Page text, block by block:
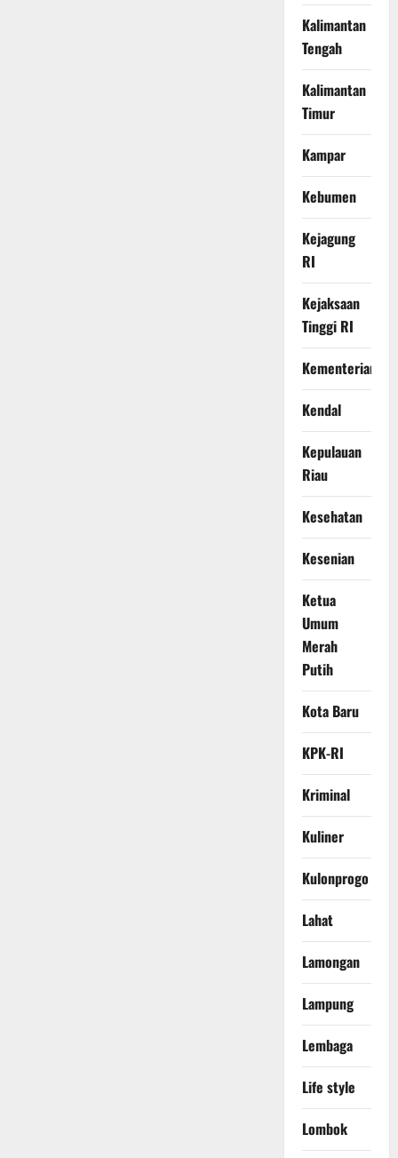
Kalimantan
Tengah
Kalimantan
Timur
Kampar
Kebumen
Kejagung
RI
Kejaksaan
Tinggi RI
Kementerian
Kendal
Kepulauan
Riau
Kesehatan
Kesenian
Ketua
Umum
Merah
Putih
Kota Baru
KPK-RI
Kriminal
Kuliner
Kulonprogo
Lahat
Lamongan
Lampung
Lembaga
Life style
Lombok